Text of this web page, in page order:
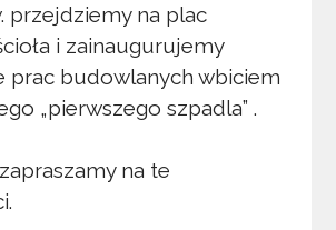
przejdziemy na plac
i zainaugurujemy
prac budowlanych wbiciem
„pierwszego szpadla” .
na te